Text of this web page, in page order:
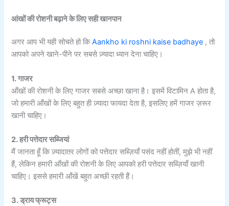
आंखों की रोशनी बढ़ाने के लिए सही खानपान
अगर आप भी यही सोचते हो किAankho ki roshni kaise badhaye , तो
आपको अपने खाने-पीने पर सबसे ज़्यादा ध्यान देना चाहिए।
1. गाजर
आँखों की रोशनी के लिए गाजर सबसे अच्छा खाना है। इसमें विटामिन A होता है,
जो हमारी आँखों के लिए बहुत ही ज़्यादा फायदा देता है, इसलिए हमें गाजर ज़रूर
खानी चाहिए।
2. हरी पत्तेदार सब्जियां
मैं जानता हूँ कि ज़्यादातर लोगों को पत्तेदार सब्ज़ियाँ पसंद नहीं होतीं, मुझे भी नहीं
हैं, लेकिन हमारी आँखों की रोशनी के लिए आपको हरी पत्तेदार सब्ज़ियाँ खानी
चाहिए। इससे हमारी आँखें बहुत अच्छी रहती हैं।
3. ड्राय फ्रूट्स